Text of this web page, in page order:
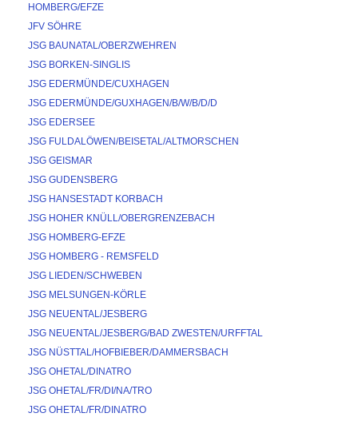
HOMBERG/EFZE
JFV SÖHRE
JSG BAUNATAL/OBERZWEHREN
JSG BORKEN-SINGLIS
JSG EDERMÜNDE/CUXHAGEN
JSG EDERMÜNDE/GUXHAGEN/B/W/B/D/D
JSG EDERSEE
JSG FULDALÖWEN/BEISETAL/ALTMORSCHEN
JSG GEISMAR
JSG GUDENSBERG
JSG HANSESTADT KORBACH
JSG HOHER KNÜLL/OBERGRENZEBACH
JSG HOMBERG-EFZE
JSG HOMBERG - REMSFELD
JSG LIEDEN/SCHWEBEN
JSG MELSUNGEN-KÖRLE
JSG NEUENTAL/JESBERG
JSG NEUENTAL/JESBERG/BAD ZWESTEN/URFFTAL
JSG NÜSTTAL/HOFBIEBER/DAMMERSBACH
JSG OHETAL/DINATRO
JSG OHETAL/FR/DI/NA/TRO
JSG OHETAL/FR/DINATRO